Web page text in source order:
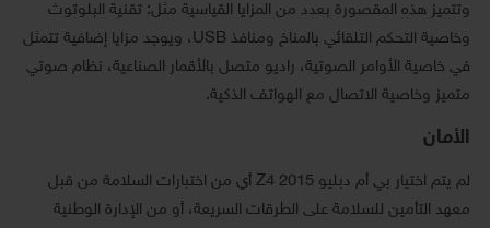
وتتميز هذه المقصورة بعدد من المزايا القياسية مثل: تقنية البلوتوث
وخاصية التحكم التلقائي بالمناخ ومنافذ USB، ويوجد مزايا إضافية تتمثل
في خاصية الأوامر الصوتية، راديو متصل بالأقمار الصناعية، نظام صوتي
متميز وخاصية الاتصال مع الهواتف الذكية.
الأمان
لم يتم اختيار بي أم دبليو Z4 2015 أي من اختبارات السلامة من قبل
معهد التأمين للسلامة على الطرقات السريعة، أو من الإدارة الوطنية